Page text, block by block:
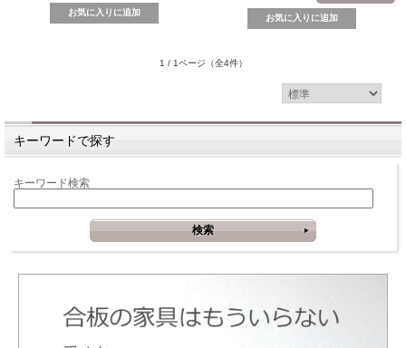
1 / 1ページ （全4件）
キーワードで探す
キーワード検索